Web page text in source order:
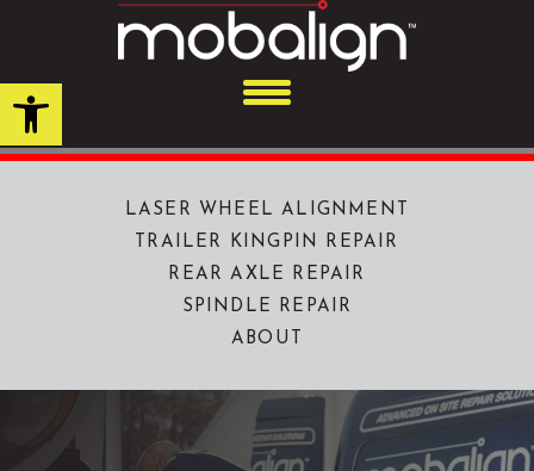
Open toolbar
LASER WHEEL ALIGNMENT
TRAILER KINGPIN REPAIR
REAR AXLE REPAIR
SPINDLE REPAIR
ABOUT